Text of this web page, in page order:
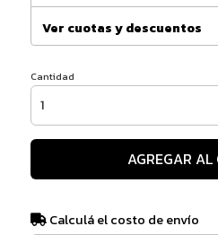
Ver cuotas y descuentos
Cantidad
AGREGAR AL
Calculá el costo de envío